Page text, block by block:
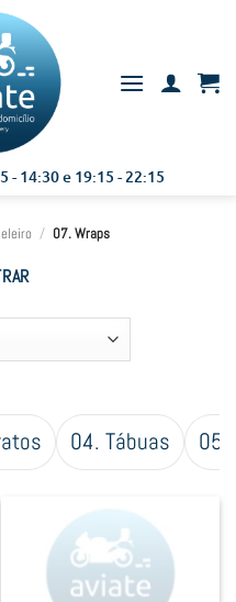
- 14:30 e 19:15 - 22:15
/ 07. Wraps
04. Tábuas 05.